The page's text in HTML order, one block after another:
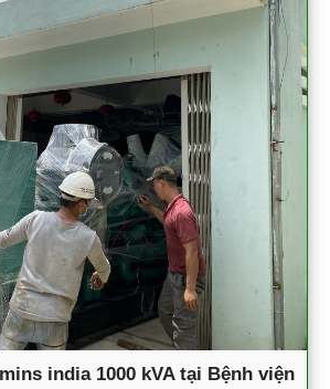
india 1000 kVA tại Bệnh viện